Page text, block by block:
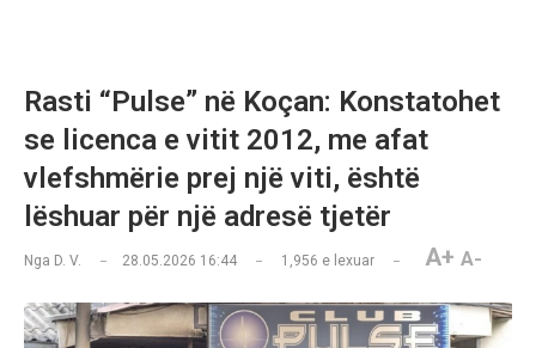
Rasti “Pulse” në Koçan: Konstatohet
se licenca e vitit 2012, me afat
vlefshmërie prej një viti, është
lëshuar për një adresë tjetër
Nga D. V. 28.05.2026 16:44 1,956 e lexuar A+ A-